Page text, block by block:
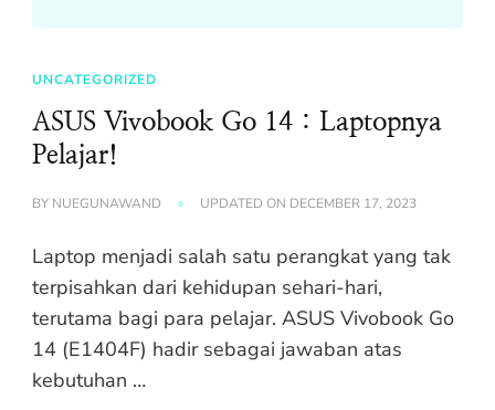
UNCATEGORIZED
ASUS Vivobook Go 14 : Laptopnya
Pelajar!
BY NUEGUNAWAND UPDATED ON DECEMBER 17, 2023
Laptop menjadi salah satu perangkat yang tak
terpisahkan dari kehidupan sehari-hari,
terutama bagi para pelajar. ASUS Vivobook Go
14 (E1404F) hadir sebagai jawaban atas
kebutuhan …